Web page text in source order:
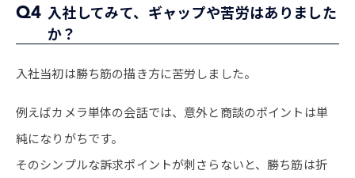
Q4 入社してみて、ギャップや苦労はありました
か？
入社当初は勝ち筋の描き方に苦労しました。
例えばカメラ単体の会話では、意外と商談のポイントは単
純になりがちです。
そのシンプルな訴求ポイントが刺さらないと、勝ち筋は折